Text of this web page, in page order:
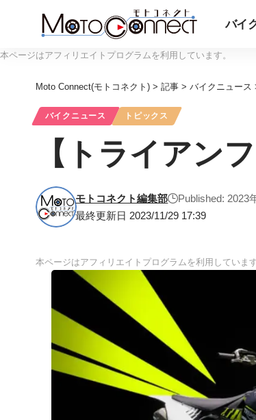
バイ
本ページはアフィリエイトプログラムを利用しています。
Moto Connect(モトコネクト) > 記事 > バイクニュース
バイクニュース トピックス
【トライアン
最終更新日 2023/11/29 17:39
モトコネクト編集部 Published: 2023
本ページはアフィリエイトプログラムを利用しています